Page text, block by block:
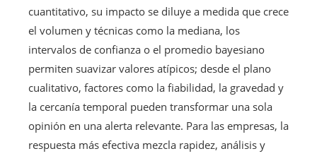
cuantitativo, su impacto se diluye a medida que crece
el volumen y técnicas como la mediana, los
intervalos de confianza o el promedio bayesiano
permiten suavizar valores atípicos; desde el plano
cualitativo, factores como la fiabilidad, la gravedad y
la cercanía temporal pueden transformar una sola
opinión en una alerta relevante. Para las empresas, la
respuesta más efectiva mezcla rapidez, análisis y